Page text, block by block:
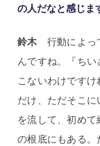
の人だなと感じま
鈴木 行動によっ
んですね。『ち
こないわけです
だけ、ただそこ
を流して、初め
の根底にもある